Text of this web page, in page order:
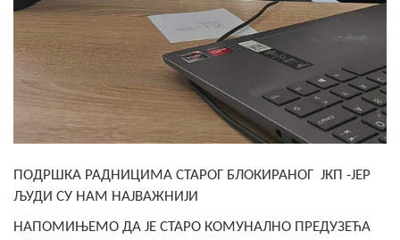
Активности
Јавни позиви
Обавјештења
Заштита од пожара
COVID 19
Геоистраживања
ПОДРШКА РАДНИЦИМА СТАРОГ БЛОКИРАНОГ ЈКП -ЈЕР
ЉУДИ СУ НАМ НАЈВАЖНИЈИ
НАПОМИЊЕМО ДА ЈЕ СТАРО КОМУНАЛНО ПРЕДУЗЕЋА